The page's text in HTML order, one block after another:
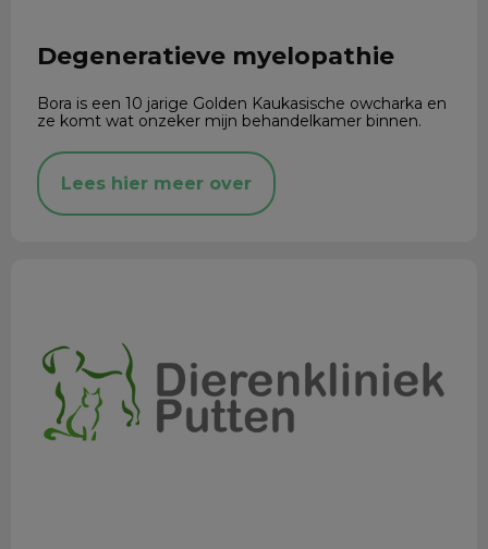
Degeneratieve myelopathie
Bora is een 10 jarige Golden Kaukasische owcharka en
ze komt wat onzeker mijn behandelkamer binnen.
Lees hier meer over